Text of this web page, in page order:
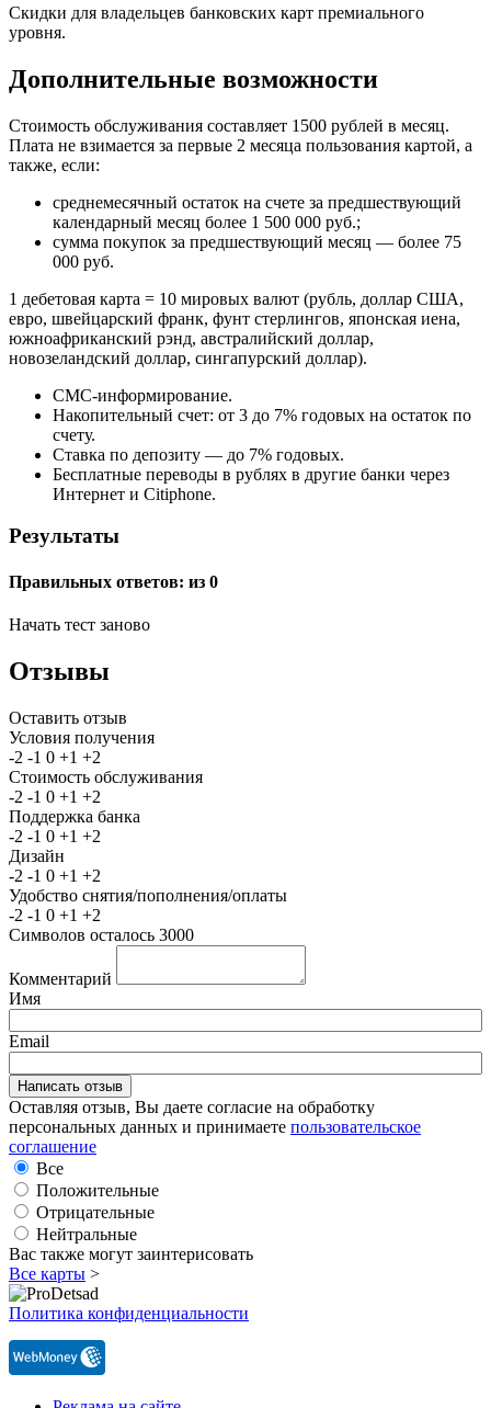
Скидки для владельцев банковских карт премиального
уровня.
Дополнительные возможности
Стоимость обслуживания составляет 1500 рублей в месяц.
Плата не взимается за первые 2 месяца пользования картой, а
также, если:
среднемесячный остаток на счете за предшествующий
календарный месяц более 1 500 000 руб.;
сумма покупок за предшествующий месяц — более 75
000 руб.
1 дебетовая карта = 10 мировых валют (рубль, доллар США,
евро, швейцарский франк, фунт стерлингов, японская иена,
южноафриканский рэнд, австралийский доллар,
новозеландский доллар, сингапурский доллар).
СМС-информирование.
Накопительный счет: от 3 до 7% годовых на остаток по
счету.
Ставка по депозиту — до 7% годовых.
Бесплатные переводы в рублях в другие банки через
Интернет и Citiphone.
Результаты
Правильных ответов: из 0
Начать тест заново
Отзывы
Оставить отзыв
Условия получения
-2 -1 0 +1 +2
Стоимость обслуживания
-2 -1 0 +1 +2
Поддержка банка
-2 -1 0 +1 +2
Дизайн
-2 -1 0 +1 +2
Удобство снятия/пополнения/оплаты
-2 -1 0 +1 +2
Символов осталось 3000
Комментарий
Имя
Email
Оставляя отзыв, Вы даете согласие на обработку
персональных данных и принимаете пользовательское
соглашение
Все
Положительные
Отрицательные
Нейтральные
Вас также могут заинтерисовать
Все карты >
Политика конфиденциальности